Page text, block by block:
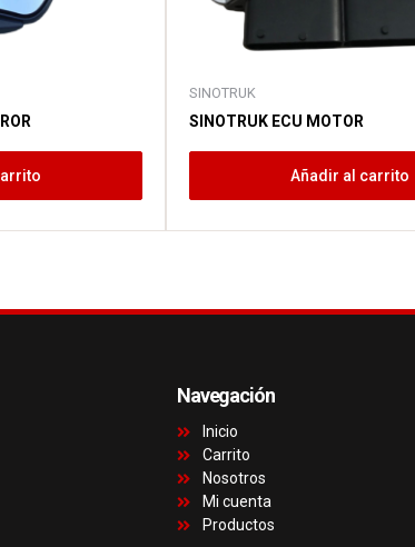
SINOTRUK
SINOTRUK ECU MOTOR
Añadir al carrito
Navegación
Inicio
Carrito
Nosotros
Mi cuenta
Productos